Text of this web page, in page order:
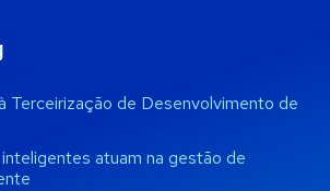
Terceirização de Desenvolvimento de
atuam na gestão de